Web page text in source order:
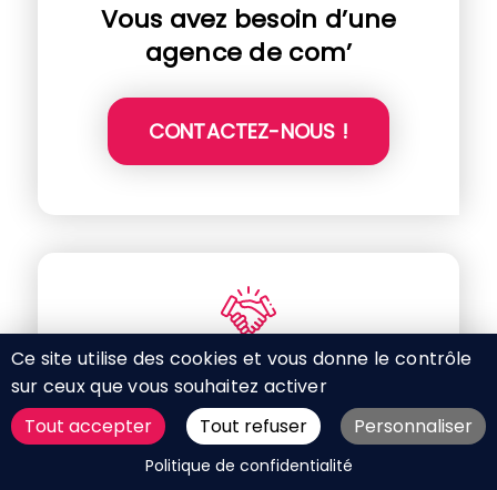
Vous avez besoin d’une
agence de com’
CONTACTEZ-NOUS !
DEMANDER UN DEVIS
Nos Partenaires
Ce site utilise des cookies et vous donne le contrôle
sur ceux que vous souhaitez activer
Tout accepter
Tout refuser Personnaliser
Politique de confidentialité